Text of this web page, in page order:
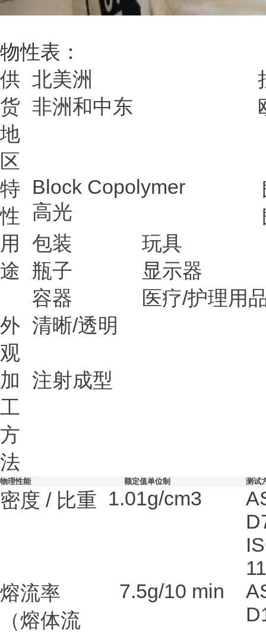
物性表：
供
货
地
区
北美洲
非洲和中东
特
性
Block Copolymer
高光
用
途
包装
瓶子
容器
玩具
显示器
医疗/护理用
外
观
清晰/透明
加
工
方
法
注射成型
物理性能 额定值单位制 测试
密度 / 比重 1.01g/cm3
熔流率
（熔体流
7.5g/10 min